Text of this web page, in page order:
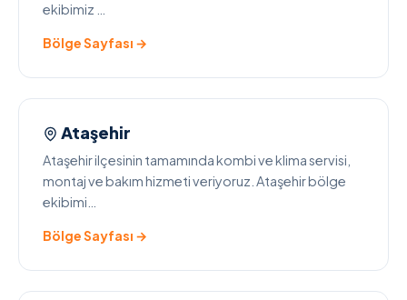
ekibimiz …
Bölge Sayfası →
Ataşehir
Ataşehir ilçesinin tamamında kombi ve klima servisi,
montaj ve bakım hizmeti veriyoruz. Ataşehir bölge
ekibimi…
Bölge Sayfası →